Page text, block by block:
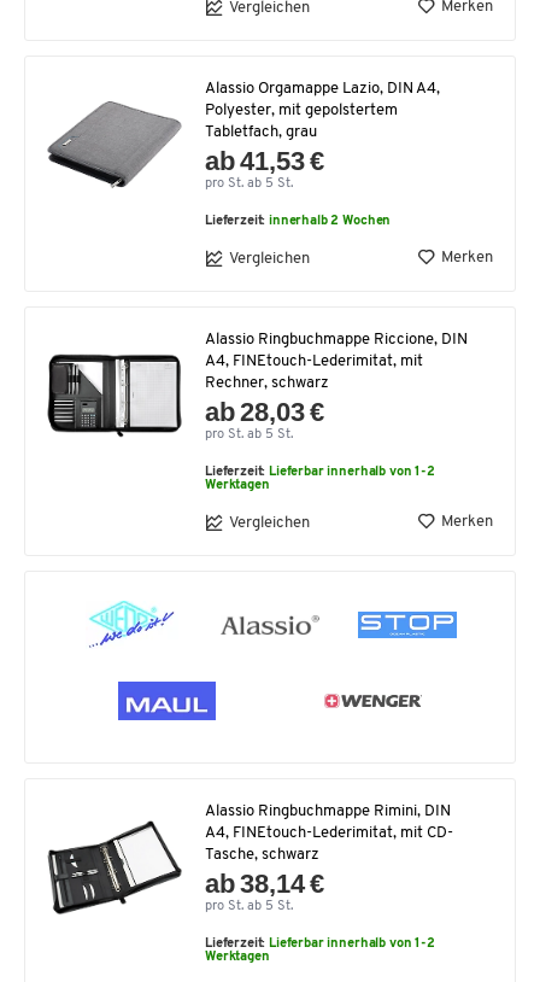
Vergleichen Merken
Alassio Orgamappe Lazio, DIN A4,
Polyester, mit gepolstertem
Tabletfach, grau
ab 41,53 €
pro St. ab 5 St.
Lieferzeit:innerhalb 2 Wochen
Vergleichen Merken
Alassio Ringbuchmappe Riccione, DIN
A4, FINEtouch-Lederimitat, mit
Rechner, schwarz
ab 28,03 €
pro St. ab 5 St.
Lieferzeit: Lieferbar innerhalb von 1-2
Werktagen
Vergleichen Merken
Alassio Ringbuchmappe Rimini, DIN
A4, FINEtouch-Lederimitat, mit CD-
Tasche, schwarz
ab 38,14 €
pro St. ab 5 St.
Lieferzeit: Lieferbar innerhalb von 1-2
Werktagen